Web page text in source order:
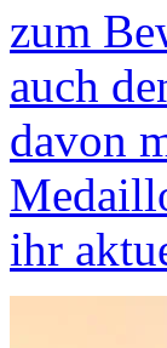
zum
auch
davon
ihr